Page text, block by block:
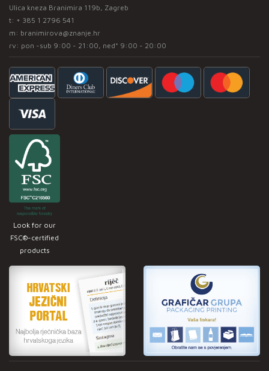
Ulica kneza Branimira 119b, Zagreb
t: + 385 1 2796 541
m: branimirova@znanje.hr
rv: pon -sub 9:00 - 21:00, ned* 9:00 - 20:00
Look for our
FSC®-certified
products